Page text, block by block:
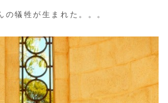
の犠牲が生まれた。。。